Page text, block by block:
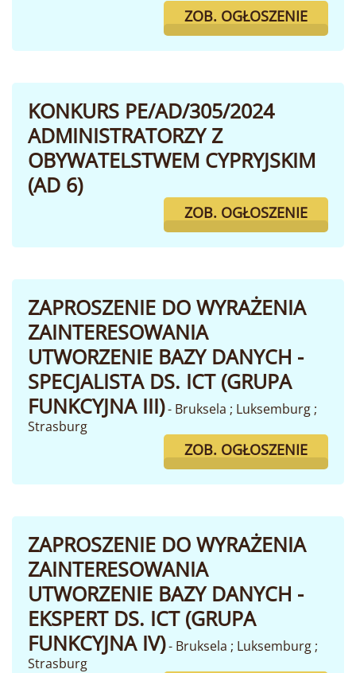
ZOB. OGŁOSZENIE
KONKURS PE/AD/305/2024
ADMINISTRATORZY Z
OBYWATELSTWEM CYPRYJSKIM
(AD 6)
ZOB. OGŁOSZENIE
ZAPROSZENIE DO WYRAŻENIA
ZAINTERESOWANIA
UTWORZENIE BAZY DANYCH -
SPECJALISTA DS. ICT (GRUPA
FUNKCYJNA III)- Bruksela ; Luksemburg ;
Strasburg
ZOB. OGŁOSZENIE
ZAPROSZENIE DO WYRAŻENIA
ZAINTERESOWANIA
UTWORZENIE BAZY DANYCH -
EKSPERT DS. ICT (GRUPA
FUNKCYJNA IV)- Bruksela ; Luksemburg ;
Strasburg